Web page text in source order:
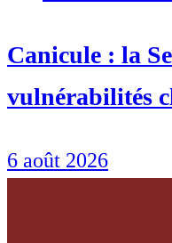
Canicule : la
vulnérabilités
6 août 2026